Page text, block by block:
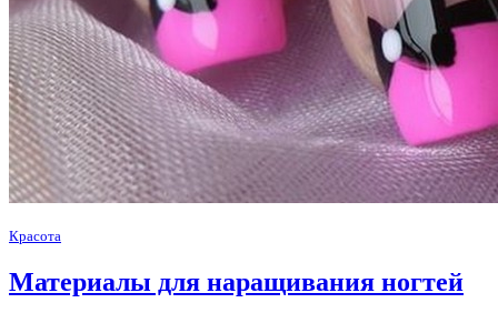
Красота
Материалы для наращивания ногтей